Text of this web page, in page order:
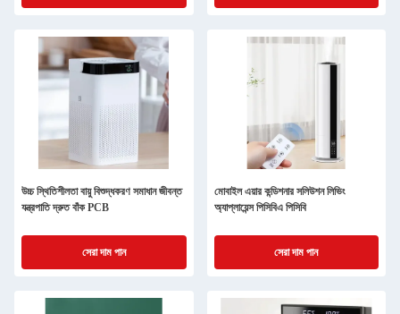
উচ্চ স্থিতিশীলতা বায়ু বিশুদ্ধকরণ সমাধান জীবন্ত
যন্ত্রপাতি দ্রুত বাঁক PCB
সেরা দাম পান
মোবাইল এয়ার কন্ডিশনার সলিউশন লিভিং
অ্যাপ্লায়েন্স পিসিবিএ পিসিবি
সেরা দাম পান